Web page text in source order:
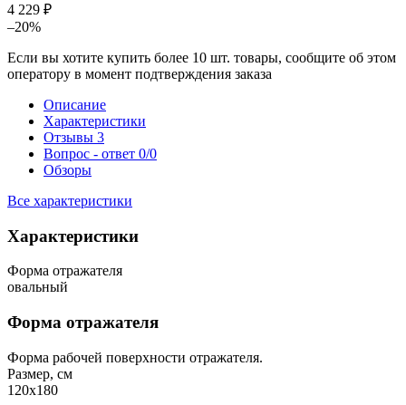
4 229 ₽
–20%
Если вы хотите купить более 10 шт. товары, сообщите об этом
оператору в момент подтверждения заказа
Описание
Характеристики
Отзывы 3
Вопрос - ответ 0/0
Обзоры
Все характеристики
Характеристики
Форма отражателя
овальный
Форма отражателя
Форма рабочей поверхности отражателя.
Размер, см
120x180